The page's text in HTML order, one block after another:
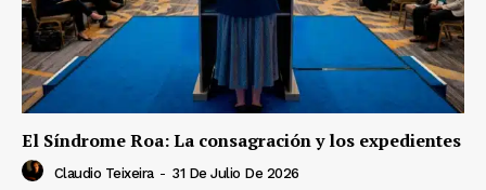
El Síndrome Roa: La consagración y los expedientes
Claudio Teixeira - 31 De Julio De 2026